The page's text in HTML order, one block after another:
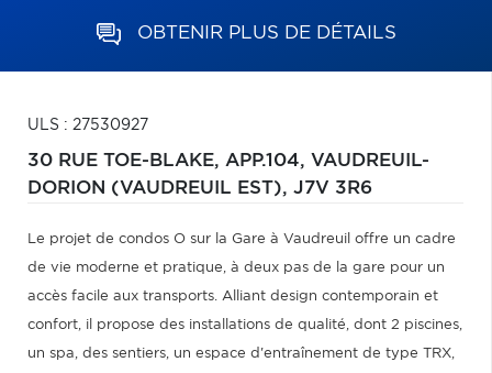
OBTENIR PLUS DE DÉTAILS
ULS : 27530927
30 RUE TOE-BLAKE, APP.104, VAUDREUIL-
DORION (VAUDREUIL EST), J7V 3R6
Le projet de condos O sur la Gare à Vaudreuil offre un cadre
de vie moderne et pratique, à deux pas de la gare pour un
accès facile aux transports. Alliant design contemporain et
confort, il propose des installations de qualité, dont 2 piscines,
un spa, des sentiers, un espace d'entraînement de type TRX,